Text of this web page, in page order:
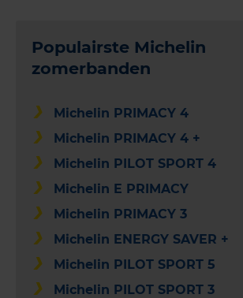
Populairste Michelin
zomerbanden
Michelin PRIMACY 4
Michelin PRIMACY 4 +
Michelin PILOT SPORT 4
Michelin E PRIMACY
Michelin PRIMACY 3
Michelin ENERGY SAVER +
Michelin PILOT SPORT 5
Michelin PILOT SPORT 3